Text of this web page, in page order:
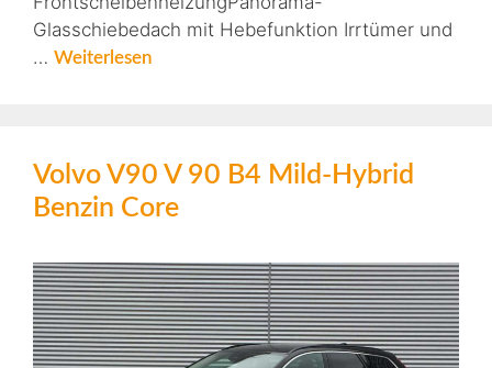
Glasschiebedach mit Hebefunktion Irrtümer und
… Weiterlesen
Volvo V90 V 90 B4 Mild-Hybrid
Benzin Core